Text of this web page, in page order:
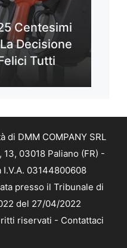
Centesimi
Decisione
Tutti
di DMM COMPANY SRL
03018 Paliano (FR) -
03144800608
presso il Tribunale di
del 27/04/2022
riservati - Contattaci